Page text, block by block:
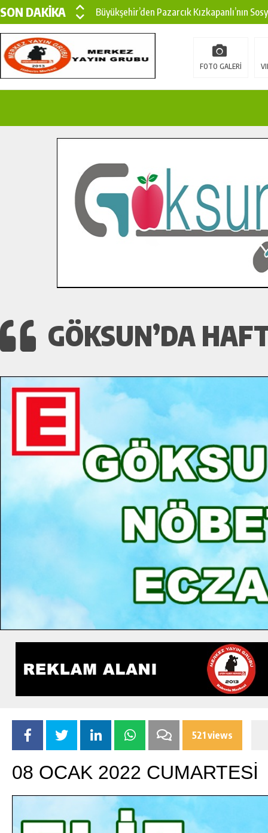
SON DAKİKA
Büyükşehir’den Pazarcık Kızkapanlı’nın
Büyükşehir’den Pazarcık Kırsalına Modern
Çin’den KSÜ’ye Uluslararası Başarı:
İlçe Jandarma Komutanı Karakaya’dan
Bertiz’in Yeni Köprüsünde Sona Doğru.
FOTO GALERİ
GÖKSUN’DA
521 views
08 OCAK 2022 CUMARTESİ